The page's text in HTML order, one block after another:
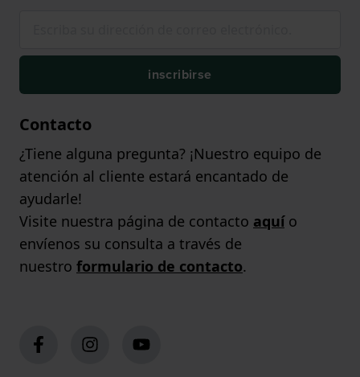
inscribirse
Contacto
¿Tiene alguna pregunta? ¡Nuestro equipo de
atención al cliente estará encantado de
ayudarle!
Visite nuestra página de contacto aquío
envíenos su consulta a través de
nuestro formulario de contacto.